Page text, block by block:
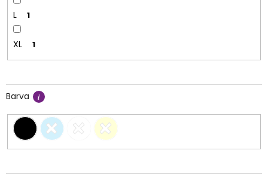
L 1
XL 1
Barva